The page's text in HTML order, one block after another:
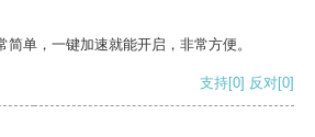
单，一键加速就能开启，非常方便。
支持[0] 反对[0]